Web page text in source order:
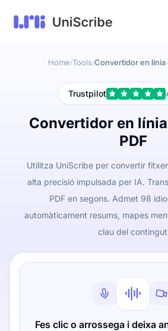
Home/Tools/Convertidor en línia
Trustpilot
Convertidor en línia
PDF
Utilitza UniScribe per convertir
alta precisió impulsada per IA.
PDF en segons. Admet 98
automàticament resums, mapes
clau del contingut
Fes clic o arrossega i deixa